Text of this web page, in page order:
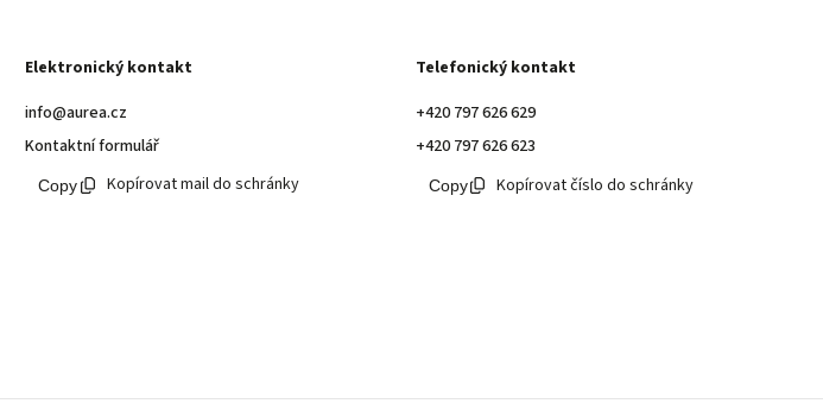
Elektronický kontakt
info@aurea.cz
Kontaktní formulář
Kopírovat mail do schránky
Telefonický kontakt
+420 797 626 629
+420 797 626 623
Kopírovat číslo do schránky